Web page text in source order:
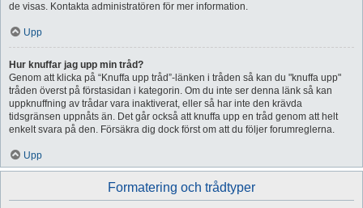
de visas. Kontakta administratören för mer information.
Upp
Hur knuffar jag upp min tråd?
Genom att klicka på “Knuffa upp tråd”-länken i tråden så kan du "knuffa upp"
tråden överst på förstasidan i kategorin. Om du inte ser denna länk så kan
uppknuffning av trådar vara inaktiverat, eller så har inte den krävda
tidsgränsen uppnåts än. Det går också att knuffa upp en tråd genom att helt
enkelt svara på den. Försäkra dig dock först om att du följer forumreglerna.
Upp
Formatering och trådtyper